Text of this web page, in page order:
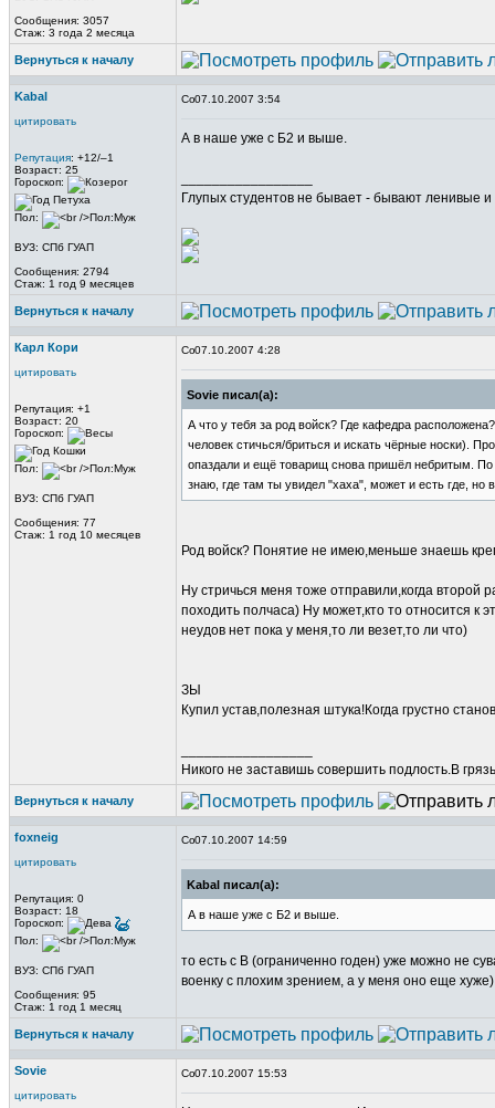
Сообщения: 3057
Стаж: 3 года 2 месяца
Вернуться к началу
Kabal
цитировать
Репутация: +12/–1
Возраст: 25
Гороскоп:
Пол:
ВУЗ: СПб ГУАП
Сообщения: 2794
Стаж: 1 год 9 месяцев
07.10.2007 3:54
А в наше уже с Б2 и выше.
Глупых студентов не бывает - бывают ленивые
Вернуться к началу
Карл Кори
цитировать
Репутация: +1
Возраст: 20
Гороскоп:
Пол:
ВУЗ: СПб ГУАП
Сообщения: 77
Стаж: 1 год 10 месяцев
07.10.2007 4:28
Sovie писал(а):
А что у тебя за род войск? Где кафедра
человек стичься/бриться и искать чёрные носки).
опаздали и ещё товарищ снова пришёл небритым. По
знаю, где там ты увидел "хаха", может и есть где, но
Род войск? Понятие не имею,меньше знаешь
Ну стричься меня тоже отправили,когда
походить полчаса) Ну может,кто то относится к
неудов нет пока у меня,то ли везет,то ли что)
ЗЫ
Купил устав,полезная штука!Когда грустно
Никого не заставишь совершить подлость.В
Вернуться к началу
foxneig
цитировать
Репутация: 0
Возраст: 18
Гороскоп:
Пол:
ВУЗ: СПб ГУАП
Сообщения: 95
Стаж: 1 год 1 месяц
07.10.2007 14:59
Kabal писал(а):
А в наше уже с Б2 и выше.
то есть с В (ограниченно годен) уже можно не
военку с плохим зрением, а у меня оно еще хуже)
Вернуться к началу
Sovie
цитировать
07.10.2007 15:53